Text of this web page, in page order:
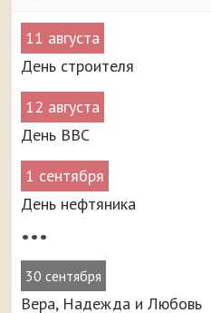
11 августа
День строителя
12 августа
День ВВС
1 сентября
День нефтяника
•••
30 сентября
Вера, Надежда и Любовь